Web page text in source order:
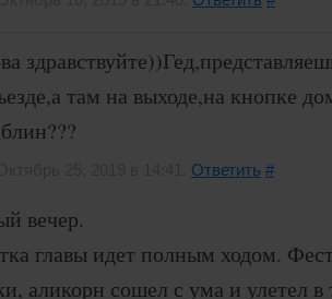
там на выходе,на кнопке
Ответить #
вечер.
главы идет полным ходом.
аликорн сошел с ума и улетел в